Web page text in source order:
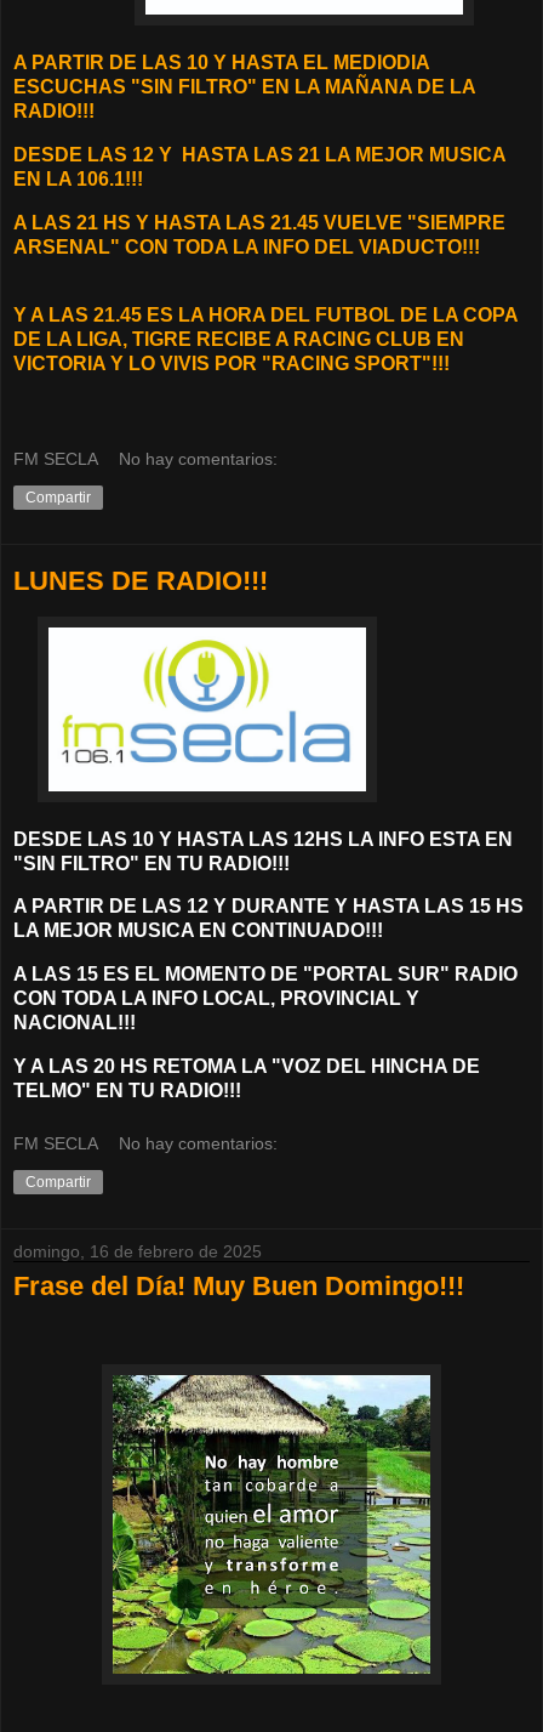
A PARTIR DE LAS 10 Y HASTA EL MEDIODIA
ESCUCHAS "SIN FILTRO" EN LA MAÑANA DE LA
RADIO!!!
D ESDE LAS 12 Y
HASTA LAS 21 LA MEJOR MUSICA
EN LA 106.1!!!
A LAS 21 HS Y HASTA LAS 21.45 VUELVE "SIEMPRE
ARSENAL" CON TODA LA INFO DEL VIADUCTO!!!
Y A LAS 21.45 ES LA HORA DEL FUTBOL DE LA COPA
DE LA LIGA, TIGRE RECIBE A RACING CLUB EN
VICTORIA Y LO VIVIS POR "RACING SPORT"!!!
FM SECLA No hay comentarios:
Compartir
LUNES DE RADIO!!!
DESDE LAS 10 Y HASTA LAS 12HS LA INFO ESTA EN
"SIN FILTRO" EN TU RADIO!!!
A PARTIR DE LAS 12 Y DURANTE Y HASTA LAS 15 HS
LA M EJOR MUSICA EN CONTINUADO!!!
A LAS 15 ES EL MOMENTO DE "PORTAL SUR" RADIO
CON TODA LA INFO LOCAL, PROVINCIAL Y
NACIONAL!!!
Y A LAS 20 HS RETOMA LA "VOZ DEL HINCHA DE
TELMO" EN TU RADIO!!!
FM SECLA No hay comentarios:
Compartir
domingo, 16 de febrero de 2025
Frase del Día! Muy Buen Domingo!!!